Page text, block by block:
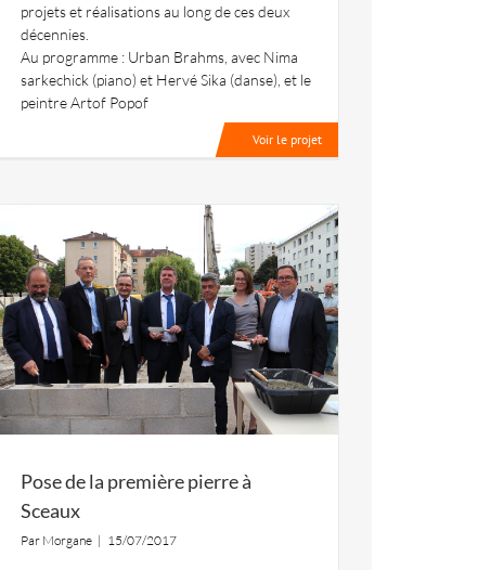
projets et réalisations au long de ces deux
décennies.
Au programme : Urban Brahms, avec Nima
sarkechick (piano) et Hervé Sika (danse), et le
peintre Artof Popof
Voir le projet
Pose de la première pierre à
Sceaux
Par Morgane | 15/07/2017